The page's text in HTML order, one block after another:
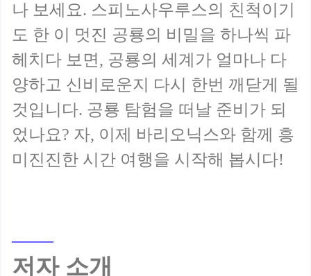
나 보세요. 스피노사우루스의 친척이기
도 한 이 멋진 공룡의 비밀을 하나씩 파
헤치다 보면, 공룡의 세계가 얼마나 다
양하고 신비로운지 다시 한번 깨닫게 될
것입니다. 공룡 탐험을 떠날 준비가 되
었나요? 자, 이제 바리오닉스와 함께 흥
저자 소개